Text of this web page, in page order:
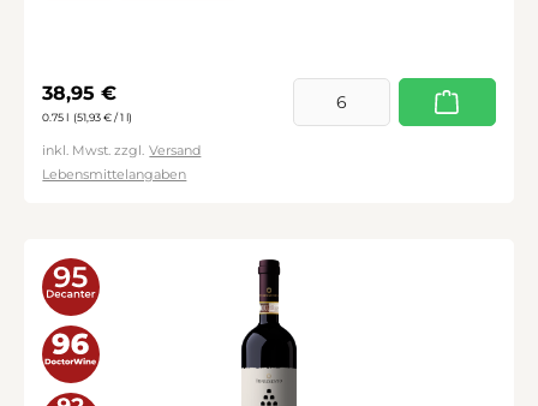
Regulärer Preis:
38,95 €
0.75 l (51,93 € / 1 l)
inkl. Mwst. zzgl. Versand
Lebensmittelangaben